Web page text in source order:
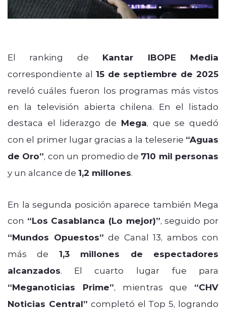
El ranking de Kantar IBOPE Media
correspondiente al 15 de septiembre de 2025
reveló cuáles fueron los programas más vistos
en la televisión abierta chilena. En el listado
destaca el liderazgo de Mega, que se quedó
con el primer lugar gracias a la teleserie “Aguas
de Oro”, con un promedio de 710 mil personas
y un alcance de 1,2 millones.
En la segunda posición aparece también Mega
con “Los Casablanca (Lo mejor)”, seguido por
“Mundos Opuestos” de Canal 13, ambos con
más de 1,3 millones de espectadores
alcanzados. El cuarto lugar fue para
“Meganoticias Prime”, mientras que “CHV
Noticias Central” completó el Top 5, logrando